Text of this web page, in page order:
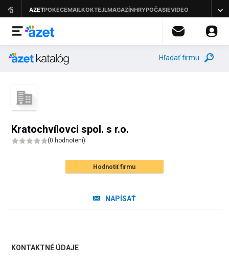
Hľadať firmu
Kratochvílovci spol. s r.o.
(0 hodnotení)
Hodnotiť firmu
NAPÍSAŤ
KONTAKTNÉ ÚDAJE